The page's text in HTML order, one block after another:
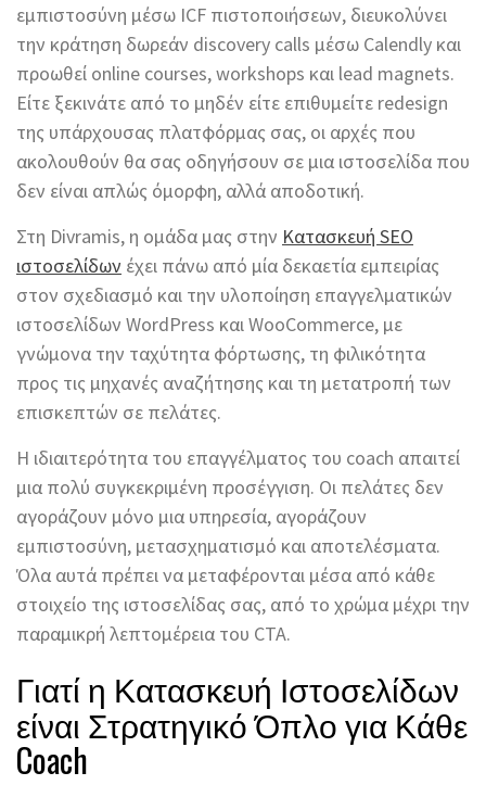
εμπιστοσύνη μέσω ICF πιστοποιήσεων, διευκολύνει
την κράτηση δωρεάν discovery calls μέσω Calendly και
προωθεί online courses, workshops και lead magnets.
Είτε ξεκινάτε από το μηδέν είτε επιθυμείτε redesign
της υπάρχουσας πλατφόρμας σας, οι αρχές που
ακολουθούν θα σας οδηγήσουν σε μια ιστοσελίδα που
δεν είναι απλώς όμορφη, αλλά αποδοτική.
Στη Divramis, η ομάδα μας στην Κατασκευή SEO
ιστοσελίδων έχει πάνω από μία δεκαετία εμπειρίας
στον σχεδιασμό και την υλοποίηση επαγγελματικών
ιστοσελίδων WordPress και WooCommerce, με
γνώμονα την ταχύτητα φόρτωσης, τη φιλικότητα
προς τις μηχανές αναζήτησης και τη μετατροπή των
επισκεπτών σε πελάτες.
Η ιδιαιτερότητα του επαγγέλματος του coach απαιτεί
μια πολύ συγκεκριμένη προσέγγιση. Οι πελάτες δεν
αγοράζουν μόνο μια υπηρεσία, αγοράζουν
εμπιστοσύνη, μετασχηματισμό και αποτελέσματα.
Όλα αυτά πρέπει να μεταφέρονται μέσα από κάθε
στοιχείο της ιστοσελίδας σας, από το χρώμα μέχρι την
παραμικρή λεπτομέρεια του CTA.
Γιατί η Κατασκευή Ιστοσελίδων
είναι Στρατηγικό Όπλο για Κάθε
Coach